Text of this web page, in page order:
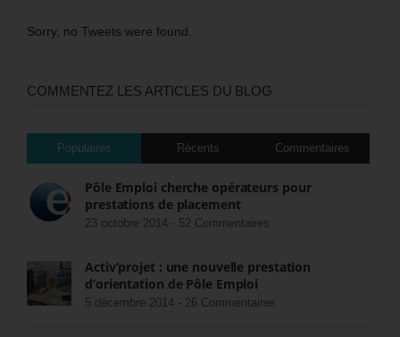
Sorry, no Tweets were found.
COMMENTEZ LES ARTICLES DU BLOG
Populaires Récents Commentaires
Pôle Emploi cherche opérateurs pour
prestations de placement
23 octobre 2014 - 52 Commentaires
Activ’projet : une nouvelle prestation
d’orientation de Pôle Emploi
5 décembre 2014 - 26 Commentaires